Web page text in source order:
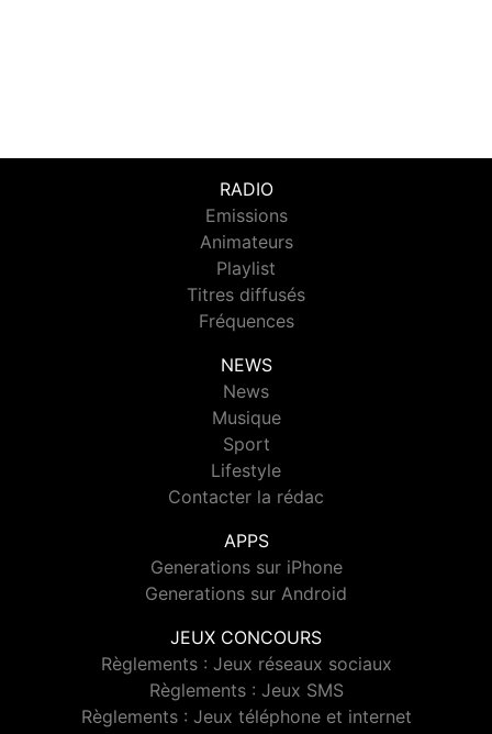
RADIO
Emissions
Animateurs
Playlist
Titres diffusés
Fréquences
NEWS
News
Musique
Sport
Lifestyle
Contacter la rédac
APPS
Generations sur iPhone
Generations sur Android
JEUX CONCOURS
Règlements : Jeux réseaux sociaux
Règlements : Jeux SMS
Règlements : Jeux téléphone et internet